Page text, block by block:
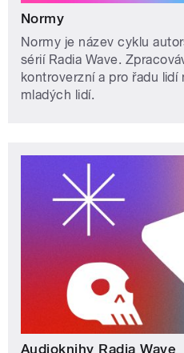
Normy
Normy je název cyklu
sérií Radia Wave.
kontroverzní a pro řadu
mladých lidí.
Audioknihy Radia Wave